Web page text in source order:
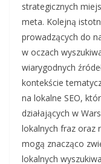
strategicznych
meta. Kolejną
prowadzących do
w oczach
wiarygodnych
kontekście
na lokalne SEO,
działających w
lokalnych fraz oraz
mogą znacząco
lokalnych